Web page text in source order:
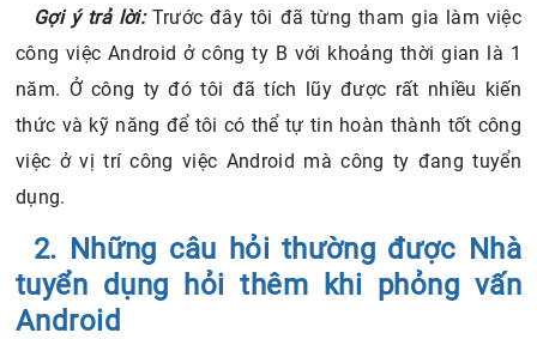
Gợi ý trả lời:Trước đây tôi đã từng tham gia làm việc
công việc Android ở công ty B với khoảng thời gian là 1
năm. Ở công ty đó tôi đã tích lũy được rất nhiều kiến
thức và kỹ năng để tôi có thể tự tin hoàn thành tốt công
việc ở vị trí công việc Android mà công ty đang tuyển
dụng.
2. Những câu hỏi thường được Nhà
tuyển dụng hỏi thêm khi phỏng vấn
Android